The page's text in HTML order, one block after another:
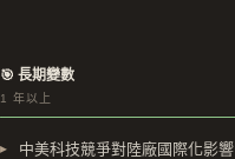
🎯 長期變數
1 年以上
中美科技競爭對陸廠國際化影響